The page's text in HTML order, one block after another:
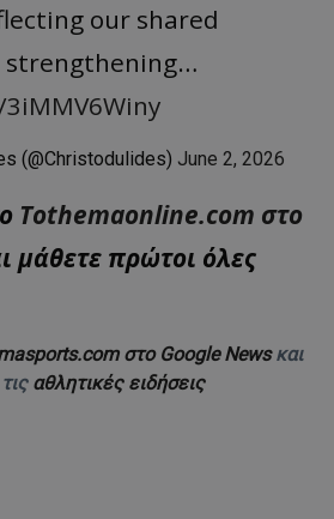
our shared
(@Christodulides) June 2, 2026
Tothemaonline.com στο
μάθετε πρώτοι όλες
στο Google Newsκαι
αθλητικές ειδήσεις